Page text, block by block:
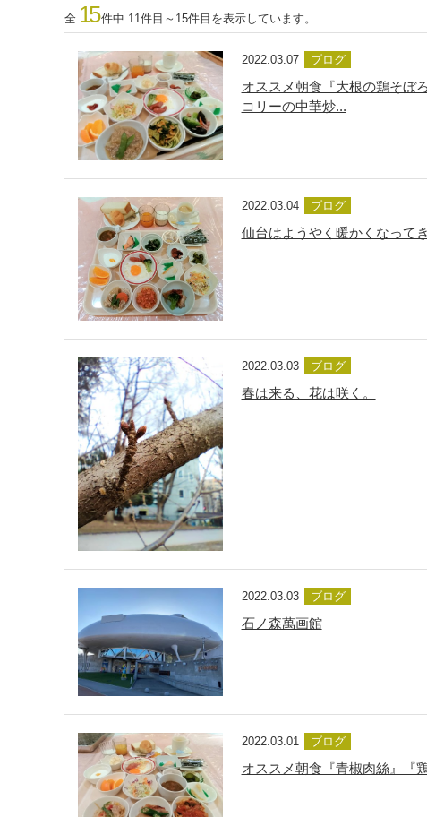
全 15件中 11件目～15件目を表示しています。
2022.03.07 ブログ
オススメ朝食『大根の鶏そぼ
コリーの中華炒...
2022.03.04 ブログ
仙台はようやく暖かくなって
2022.03.03 ブログ
春は来る、花は咲く。
2022.03.03 ブログ
石ノ森萬画館
2022.03.01 ブログ
オススメ朝食『​青椒肉絲』『